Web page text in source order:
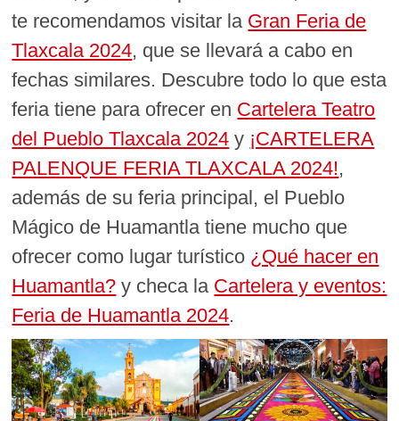
te recomendamos visitar la Gran Feria de
Tlaxcala 2024, que se llevará a cabo en
fechas similares. Descubre todo lo que esta
feria tiene para ofrecer en Cartelera Teatro
del Pueblo Tlaxcala 2024 y ¡CARTELERA
PALENQUE FERIA TLAXCALA 2024!,
además de su feria principal, el Pueblo
Mágico de Huamantla tiene mucho que
ofrecer como lugar turístico ¿Qué hacer en
Huamantla? y checa la Cartelera y eventos:
Feria de Huamantla 2024.